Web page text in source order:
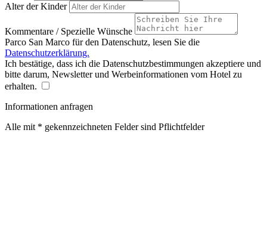
Alter der Kinder
Kommentare / Spezielle Wünsche
Parco San Marco für den Datenschutz, lesen Sie die
Datenschutzerklärung.
Ich bestätige, dass ich die Datenschutzbestimmungen akzeptiere und
bitte darum, Newsletter und Werbeinformationen vom Hotel zu
erhalten.
Informationen anfragen
Alle mit * gekennzeichneten Felder sind Pflichtfelder